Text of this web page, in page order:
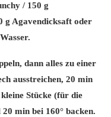
/ 150 g
g Agavendicksaft oder
dann alles zu einer
ausstreichen, 20 min
Stücke (für die
min bei 160° backen.